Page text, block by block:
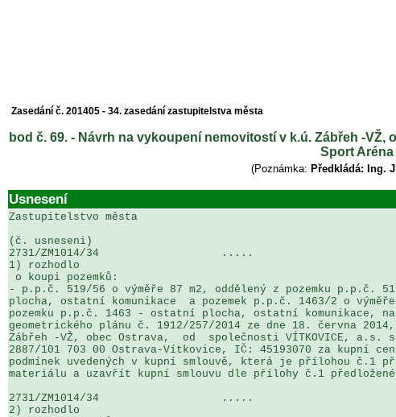
Zasedání č. 201405 - 34. zasedání zastupitelstva města
bod č. 69. - Návrh na vykoupení nemovitostí v k.ú. Zábřeh -
Sport
(Poznámka: Předkládá: Ing.
Usnesení
Zastupitelstvo města
(č. usneseni)
2731/ZM1014/34                   .....
1) rozhodlo
- p.p.č. 519/56 o výměře 87 m2, oddělený z pozemku p.p.č.
plocha, ostatní komunikace  a pozemek p.p.č. 1463/2 o
pozemku p.p.č. 1463 - ostatní plocha, ostatní komunikace,
geometrického plánu č. 1912/257/2014 ze dne 18. června
Zábřeh -VŽ, obec Ostrava,  od  společnosti VÍTKOVICE, a.s.
2887/101 703 00 Ostrava-Vítkovice, IČ: 45193070 za kupní
podmínek uvedených v kupní smlouvě, která je přílohou č.1
materiálu a uzavřít kupní smlouvu dle přílohy č.1
2731/ZM1014/34                   .....
2) rozhodlo